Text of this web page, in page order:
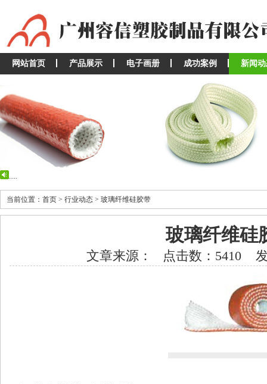
网站首页 产品展示 电子画册 成功案例 新闻
......
当前位置：首页 > 行业动态 > 玻璃纤维硅胶带
玻璃纤维硅
文章来源： 点击数：5410 发